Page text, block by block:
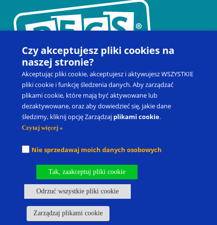
Kontakt Zapisz się na szkolenie Produkty
Moje konto Prawo do odstąpienia od umowy
Picture Exchange Communication System ® ®
Approach to Education
to zastrzeżone znaki towarowe spółki
Pyramid Educational Consultants, LLC.
Nasze oddziały
Kariera
Polityka Prywatności I Warunki Korzystania
Własność Intelektualna
Polityka dotycząca plików cookie
Zarządzaj plikami cookie
Czy akceptujesz pliki cookies na
naszej stronie?
Akceptując pliki cookie, akceptujesz i aktywujesz WSZYSTKIE
pliki cookie i funkcję śledzenia danych. Aby zarządzać
plikami cookie, które mają być aktywowane lub
dezaktywowane, oraz aby dowiedzieć się, jakie dane
śledzimy, kliknij opcję Zarządzaj plikami cookie.
Czytaj więcej »
Nie sprzedawaj moich danych osobowych
Tak, zaakceptuj pliki cookie
Odrzuć wszystkie pliki cookie
Zarządzaj plikami cookie